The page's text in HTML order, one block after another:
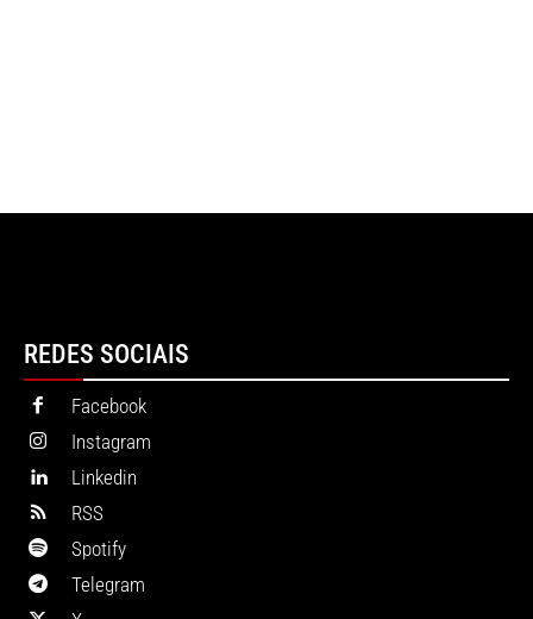
REDES SOCIAIS
Facebook
Instagram
Linkedin
RSS
Spotify
Telegram